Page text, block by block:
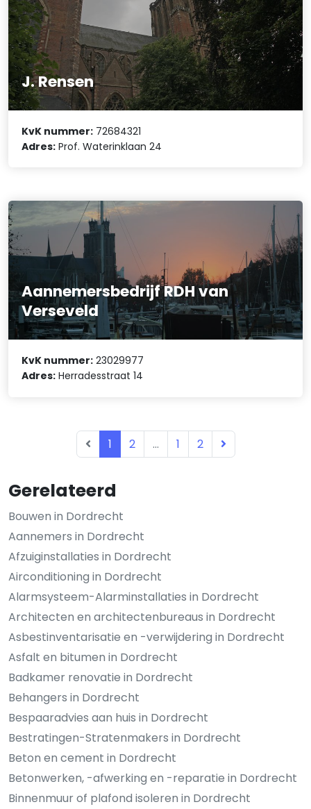
Gerelateerd
Bouwen in Dordrecht
Aannemers in Dordrecht
Afzuiginstallaties in Dordrecht
Airconditioning in Dordrecht
Alarmsysteem-Alarminstallaties in Dordrecht
Architecten en architectenbureaus in Dordrecht
Asbestinventarisatie en -verwijdering in Dordrecht
Asfalt en bitumen in Dordrecht
Badkamer renovatie in Dordrecht
Behangers in Dordrecht
Bespaaradvies aan huis in Dordrecht
Bestratingen-Stratenmakers in Dordrecht
Beton en cement in Dordrecht
Betonwerken, -afwerking en -reparatie in Dordrecht
Binnenmuur of plafond isoleren in Dordrecht
J. Rensen
KvK nummer: 72684321
Adres: Prof. Waterinklaan 24
Aannemersbedrijf RDH van
Verseveld
KvK nummer: 23029977
Adres: Herradesstraat 14
1 2 ... 1 2